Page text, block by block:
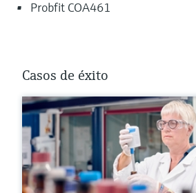
Probfit COA461
Casos de éxito